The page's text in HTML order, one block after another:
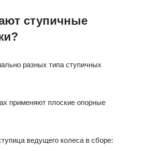
ступичные
разных типа ступичных
применяют плоские опорные
ведущего колеса в сборе: